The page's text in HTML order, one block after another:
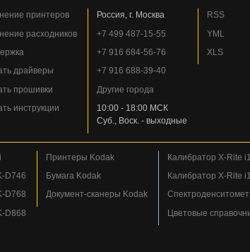
принтеров
расходников
драйверы
прошивки
инструкции
Россия, г. Москва
+7 499 487-15-55
+7 916 684-56-76
+7 916 688-39-40
Другие города
10:00 - 18:00 МСК
Суб., Воск. - выходные
RSS
YML
XLS
D746
D768
D868
Принтеры Kodak
Бумага Kodak
Документ-сканеры Kodak
Калибратор X-Rite
Калибратор X-Rite
Цветовые